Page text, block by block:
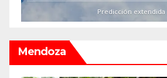
Predicción extendida
Mendoza